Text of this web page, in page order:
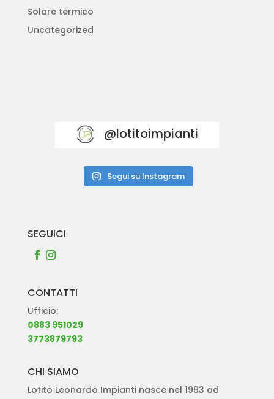
Solare termico
Uncategorized
@lotitoimpianti
Segui su Instagram
SEGUICI
CONTATTI
Ufficio:
0883 951029
3773879793
CHI SIAMO
Lotito Leonardo Impianti nasce nel 1993 ad